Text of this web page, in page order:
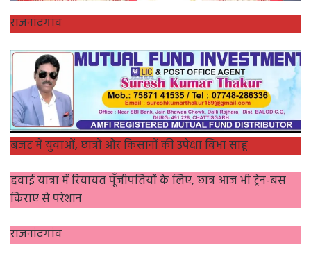
राजनांदगांव
बजट में युवाओं, छात्रों और किसानों की उपेक्षा विभा साहू
हवाई यात्रा में रियायत पूँजीपतियों के लिए, छात्र आज भी ट्रेन-बस
किराए से परेशान
राजनांदगांव